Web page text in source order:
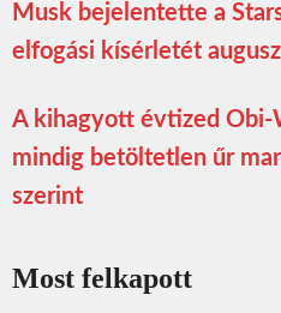
Musk bejelentette a
elfogási kísérletét
A kihagyott évtized Obi-
mindig betöltetlen űr
szerint
Most felkapott